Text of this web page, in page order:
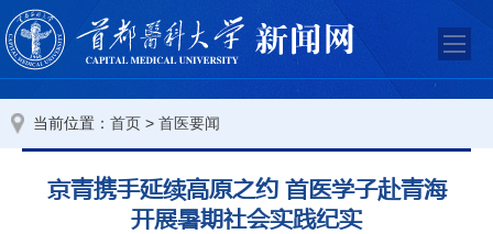
当前位置： 首页 > 首医要闻
京青携手延续高原之约 首医学子赴青海
开展暑期社会实践纪实